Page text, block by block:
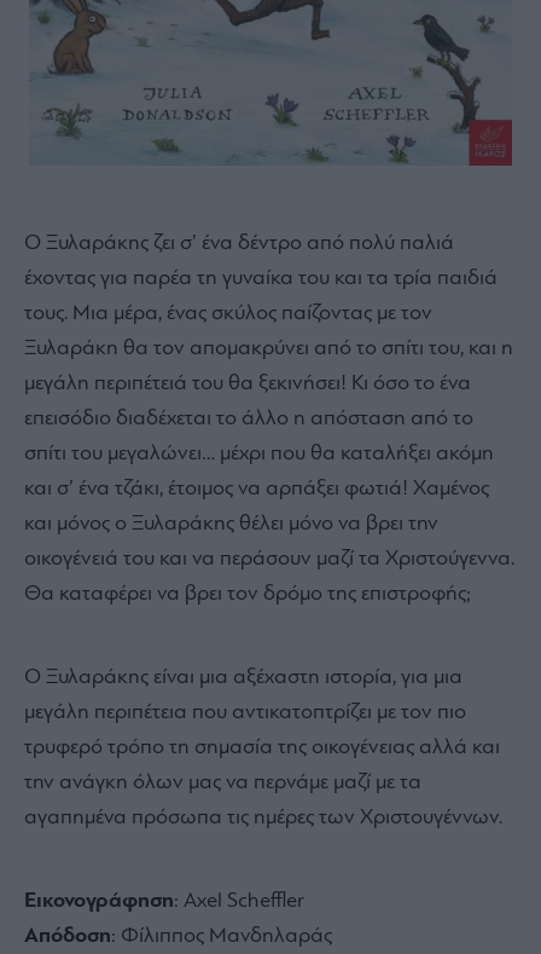
Ο Ξυλαράκης ζει σ’ ένα δέντρο από πολύ παλιά
έχοντας για παρέα τη γυναίκα του και τα τρία παιδιά
τους. Μια μέρα, ένας σκύλος παίζοντας με τον
Ξυλαράκη θα τον απομακρύνει από το σπίτι του, και η
μεγάλη περιπέτειά του θα ξεκινήσει! Κι όσο το ένα
επεισόδιο διαδέχεται το άλλο η απόσταση από το
σπίτι του μεγαλώνει… μέχρι που θα καταλήξει ακόμη
και σ’ ένα τζάκι, έτοιμος να αρπάξει φωτιά! Χαμένος
και μόνος ο Ξυλαράκης θέλει μόνο να βρει την
οικογένειά του και να περάσουν μαζί τα Χριστούγεννα.
Θα καταφέρει να βρει τον δρόμο της επιστροφής;
Ο Ξυλαράκης είναι μια αξέχαστη ιστορία, για μια
μεγάλη περιπέτεια που αντικατοπτρίζει με τον πιο
τρυφερό τρόπο τη σημασία της οικογένειας αλλά και
την ανάγκη όλων μας να περνάμε μαζί με τα
αγαπημένα πρόσωπα τις ημέρες των Χριστουγέννων.
Εικονογράφηση: Axel Scheffler
Απόδοση: Φίλιππος Μανδηλαράς